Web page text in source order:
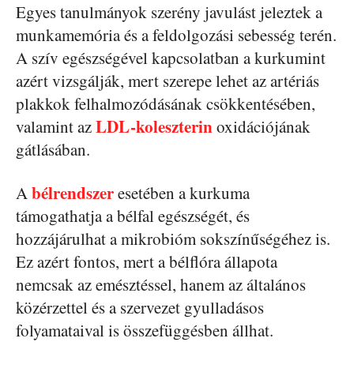
Egyes tanulmányok szerény javulást jeleztek a
munkamemória és a feldolgozási sebesség terén.
A szív egészségével kapcsolatban a kurkumint
azért vizsgálják, mert szerepe lehet az artériás
plakkok felhalmozódásának csökkentésében,
valamint azLDL-koleszterinoxidációjának
gátlásában.
Abélrendszeresetében a kurkuma
támogathatja a bélfal egészségét, és
hozzájárulhat a mikrobióm sokszínűségéhez is.
Ez azért fontos, mert a bélflóra állapota
nemcsak az emésztéssel, hanem az általános
közérzettel és a szervezet gyulladásos
folyamataival is összefüggésben állhat.